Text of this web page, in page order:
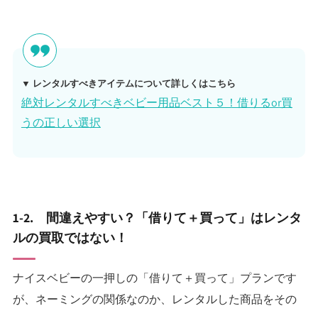
▼ レンタルすべきアイテムについて詳しくはこちら
絶対レンタルすべきベビー用品ベスト５！借りるor買
うの正しい選択
1-2. 間違えやすい？「借りて＋買って」はレンタ
ルの買取ではない！
ナイスベビーの一押しの「借りて＋買って」プランです
が、ネーミングの関係なのか、レンタルした商品をその